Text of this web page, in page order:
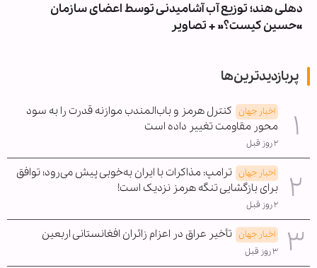
دهلی هند؛ توزیع آب آشامیدنی توسط اعضای سازمان
«حسین کیست؟» + تصاویر
پربازدیدترین‌ها
اخبار جهان کنترل هرمز و باب‌المندب موازنه قدرت را به سود
محور مقاومت تغییر داده است
۲ روز قبل
اخبار جهان ترامپ: مذاکرات با ایران به‌خوبی پیش می‌رود؛ توافق
برای بازگشایی تنگه هرمز نزدیک است!
۲ روز قبل
اخبار جهان تأخیر عراق در اعزام زائران افغانستانی اربعین
۳ روز قبل